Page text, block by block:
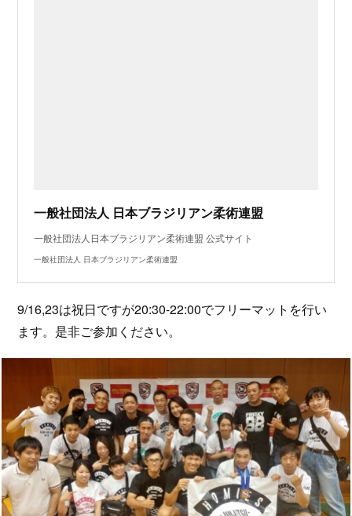
一般社団法人 日本ブラジリアン柔術連盟
一般社団法人日本ブラジリアン柔術連盟 公式サイト
一般社団法人 日本ブラジリアン柔術連盟
9/16,23は祝日ですが20:30-22:00でフリーマットを行い
ます。是非ご参加ください。